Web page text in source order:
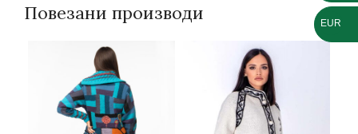
Повезани производи EUR